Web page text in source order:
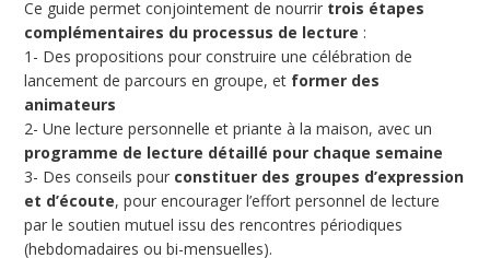
Ce guide permet conjointement de nourrir trois étapes
complémentaires du processus de lecture :
1- Des propositions pour construire une célébration de
lancement de parcours en groupe, et former des
animateurs
2- Une lecture personnelle et priante à la maison, avec un
programme de lecture détaillé pour chaque semaine
3- Des conseils pour constituer des groupes d’expression
et d’écoute, pour encourager l’effort personnel de lecture
par le soutien mutuel issu des rencontres périodiques
(hebdomadaires ou bi-mensuelles).